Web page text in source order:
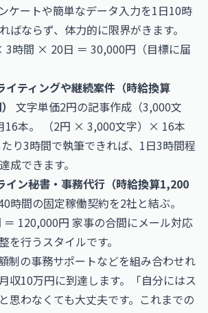
ケートや簡単なデータ入力を1日10時
ばならず、体力的に限界がきます。
時間 × 20日 ＝ 30,000円（目標に届
イティングや継続案件（時給換算
文字単価2円の記事作成（3,000文
16本。 （2円 × 3,000文字）× 16本
り3時間で執筆できれば、1日3時間程
成できます。
イン秘書・事務代行（時給換算1,200
時間の固定稼働契約を2社と結ぶ。
120,000円 家事の合間にメール対応
を行うスタイルです。
制の事務サポートなどを組み合わせれ
収10万円に到達します。「自分にはス
思わなくても大丈夫です。これまでの